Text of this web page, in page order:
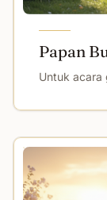
Papan
Untuk acara